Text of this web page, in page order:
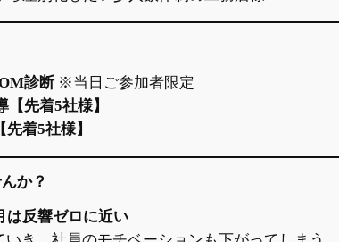
診断 ※当日ご参加者限定
先着5社様】
着5社様】
か？
は反響ゼロに近い